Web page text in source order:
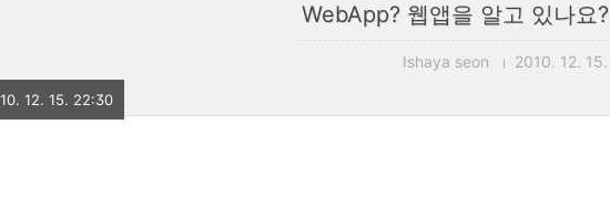
WebApp? 웹앱을 알고 있나요
Ishaya seon 2010. 12.
12. 15. 22:30